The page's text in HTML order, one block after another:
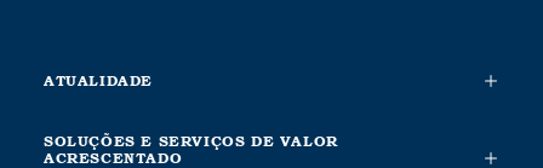
ATUALIDADE
SOLUÇÕES E SERVIÇOS DE VALOR
ACRESCENTADO